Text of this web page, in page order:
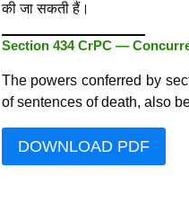
की जा सकती हैं।
Section 434 CrPC —
The powers conferred by
of sentences of death, also
DOWNLOAD PDF